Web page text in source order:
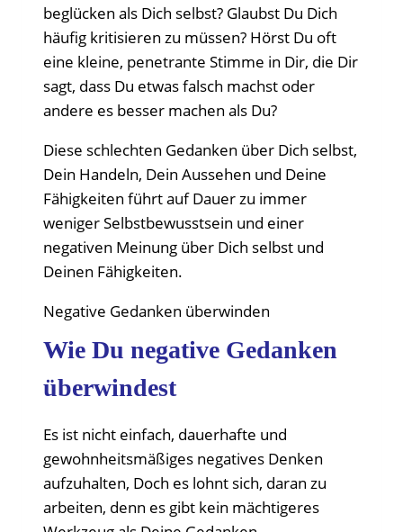
beglücken als Dich selbst? Glaubst Du Dich
häufig kritisieren zu müssen? Hörst Du oft
eine kleine, penetrante Stimme in Dir, die Dir
sagt, dass Du etwas falsch machst oder
andere es besser machen als Du?
Diese schlechten Gedanken über Dich selbst,
Dein Handeln, Dein Aussehen und Deine
Fähigkeiten führt auf Dauer zu immer
weniger Selbstbewusstsein und einer
negativen Meinung über Dich selbst und
Deinen Fähigkeiten.
Negative Gedanken überwinden
Wie Du negative Gedanken
überwindest
Es ist nicht einfach, dauerhafte und
gewohnheitsmäßiges negatives Denken
aufzuhalten, Doch es lohnt sich, daran zu
arbeiten, denn es gibt kein mächtigeres